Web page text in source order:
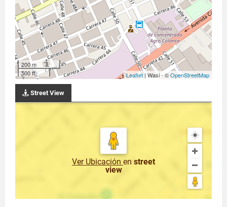
200 m
500 ft
Leaflet| Wasi - ©OpenStreetMap
Street View
Ver Ubicación en street
view